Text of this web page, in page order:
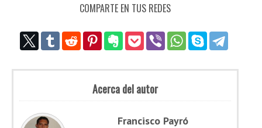
COMPARTE EN TUS REDES
Acerca del autor
Francisco Payró